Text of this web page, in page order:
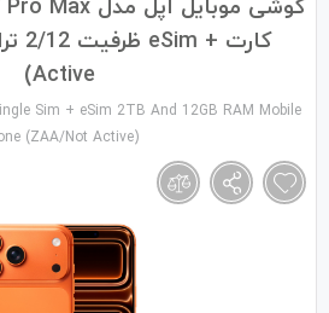
گوشی موبایل
لوازم جانبی
Active)
Sim + eSim 2TB And 12GB RAM Mobile
(ZAA/Not Active)